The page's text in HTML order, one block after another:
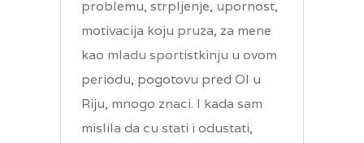
problemu, strpljenje, upornost,
motivacija koju pruza, za mene
kao mladu sportistkinju u ovom
periodu, pogotovu pred OI u
Riju, mnogo znaci. I kada sam
mislila da cu stati i odustati,